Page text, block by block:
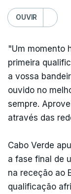
OUVIR
"Um momento
primeira
a vossa
ouvido no
sempre.
através das
Cabo Verde
a fase final de
na receção ao
qualificação